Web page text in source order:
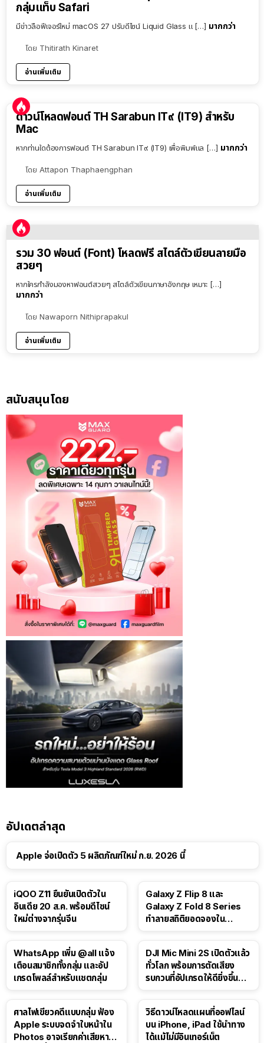
กลุ่มแท็บ Safari
มีข่าวลือฟีเจอร์ใหม่ macOS 27 ปรับดีไซน์ Liquid Glass แ […] มากกว่า
โดย Thitirath Kinaret
อ่านเพิ่มเติม
ดาวน์โหลดฟอนต์ TH Sarabun IT๙ (IT9) สำหรับ
Mac
หากท่านใดต้องการฟอนต์ TH Sarabun IT๙ (IT9) เพื่อพิมพ์แล […] มากกว่า
โดย Attapon Thaphaengphan
อ่านเพิ่มเติม
รวม 30 ฟอนต์ (Font) โหลดฟรี สไตล์ตัวเขียนลายมือ
สวยๆ
หากใครกำลังมองหาฟอนต์สวยๆ สไตล์ตัวเขียนภาษาอังกฤษ เหมาะ […]
มากกว่า
โดย Nawaporn Nithiprapakul
อ่านเพิ่มเติม
สนับสนุนโดย
อัปเดตล่าสุด
Apple จ่อเปิดตัว 5 ผลิตภัณฑ์ใหม่ ก.ย. 2026 นี้
iQOO Z11 ยืนยันเปิดตัวใน
อินเดีย 20 ส.ค. พร้อมดีไซน์
ใหม่ต่างจากรุ่นจีน
Galaxy Z Flip 8 และ
Galaxy Z Fold 8 Series
ทำลายสถิติยอดจองใน
WhatsApp เพิ่ม @all แจ้ง
เตือนสมาชิกทั้งกลุ่ม และอัป
เกรดโพลล์สำหรับแชตกลุ่ม
DJI Mic Mini 2S เปิดตัวแล้ว
ทั่วโลก พร้อมการตัดเสียง
รบกวนที่อัปเกรดให้ดียิ่งขึ้น
ศาลไฟเขียวคดีแบบกลุ่ม ฟ้อง
Apple ระบบจดจำใบหน้าใน
Photos อาจเรียกค่าเสียหาย
วิธีดาวน์โหลดแผนที่ออฟไลน์
บน iPhone, iPad ใช้นำทาง
ได้แม้ไม่มีอินเทอร์เน็ต